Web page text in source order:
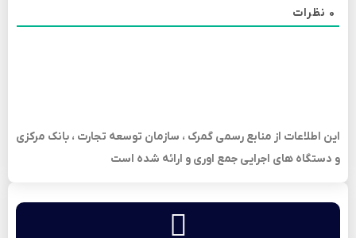
0 نظرات
این اطلاعات از منابع رسمی گمرک ، سازمان توسعه تجارت ، بانک مرکزی
و دستگاه های اجرایی جمع اوری و ارائه شده است